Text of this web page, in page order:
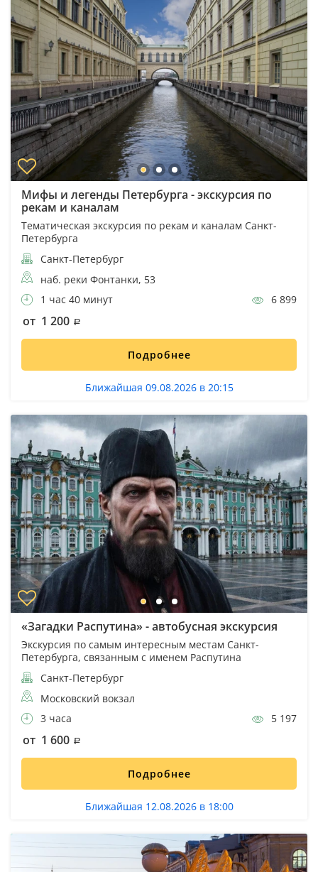
Мифы и легенды Петербурга - экскурсия по
рекам и каналам
Тематическая экскурсия по рекам и каналам Санкт-
Петербурга
Санкт-Петербург
наб. реки Фонтанки, 53
1 час 40 минут
6 899
от 1 200
Подробнее
Ближайшая 09.08.2026 в 20:15
«Загадки Распутина» - автобусная экскурсия
Экскурсия по самым интересным местам Санкт-
Петербурга, связанным с именем Распутина
Санкт-Петербург
Московский вокзал
3 часа
5 197
от 1 600
Подробнее
Ближайшая 12.08.2026 в 18:00